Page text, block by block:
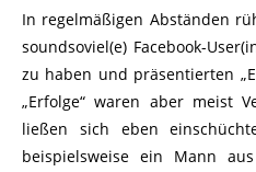
In regelmäßigen Abständen
soundsoviel(e) Facebook-
zu haben und präsentierten
„Erfolge“ waren aber meist
ließen sich eben
beispielsweise ein Mann